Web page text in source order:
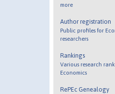
more
Author registration
Public profiles for
researchers
Rankings
Various research
Economics
RePEc Genealogy